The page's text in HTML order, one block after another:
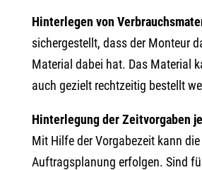
Hinterlegen von
sichergestellt, dass der Monteur
Material dabei hat. Das Material
auch gezielt rechtzeitig bestellt
Hinterlegung der Zeitvorgaben
Mit Hilfe der Vorgabezeit kann die
Auftragsplanung erfolgen. Sind